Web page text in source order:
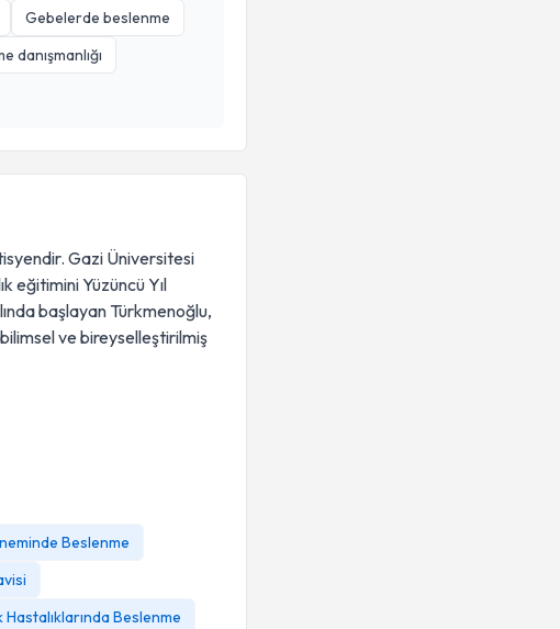
Gebelerde beslenme
danışmanlığı
Gazi Üniversitesi
eğitimini Yüzüncü Yıl
başlayan Türkmenoğlu,
ve bireyselleştirilmiş
Beslenme
Hastalıklarında Beslenme